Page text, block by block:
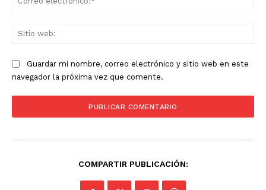
Guardar mi nombre, correo electrónico y sitio web en este
navegador la próxima vez que comente.
COMPARTIR PUBLICACIÓN: